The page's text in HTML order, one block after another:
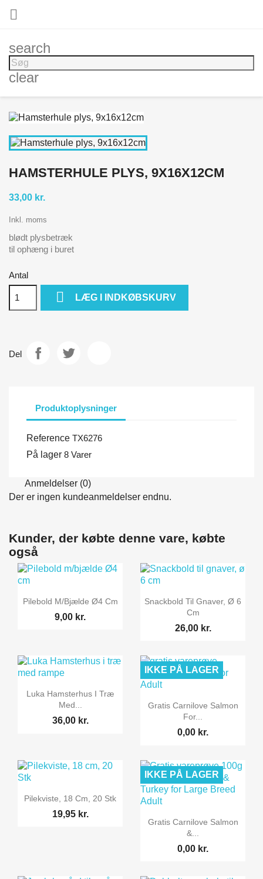

search
clear
HAMSTERHULE PLYS, 9X16X12CM
33,00 kr.
Inkl. moms
blødt plysbetræk
til ophæng i buret
Antal
 LÆG I INDKØBSKURV
Del
Produktoplysninger
Reference TX6276
På lager 8 Varer
Anmeldelser (0)
Der er ingen kundeanmeldelser endnu.
Kunder, der købte denne vare, købte
også
 Vis her
Pilebold M/bjælde Ø4 Cm
9,00 kr.
 Vis her
Snackbold Til Gnaver, Ø 6
Cm
26,00 kr.
 Vis her
Luka Hamsterhus I Træ
Med...
36,00 kr.
 Vis her
Gratis Carnilove Salmon
For...
0,00 kr.
IKKE PÅ LAGER
 Vis her
Pilekviste, 18 Cm, 20 Stk
19,95 kr.  Vis her
Gratis Carnilove Salmon
&...
0,00 kr.
IKKE PÅ LAGER